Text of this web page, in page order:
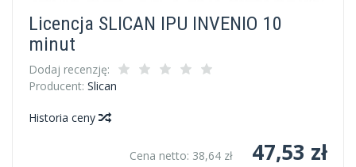
Licencja SLICAN IPU INVENIO 10
minut
Dodaj recenzję:
Producent: Slican
Historia ceny
Cena netto: 38,64 zł 47,53 zł